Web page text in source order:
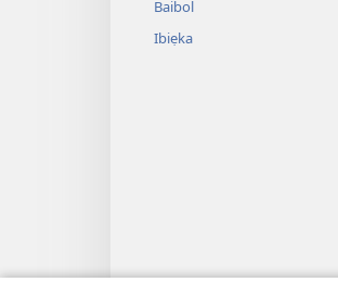
Baibol
Ibiẹka